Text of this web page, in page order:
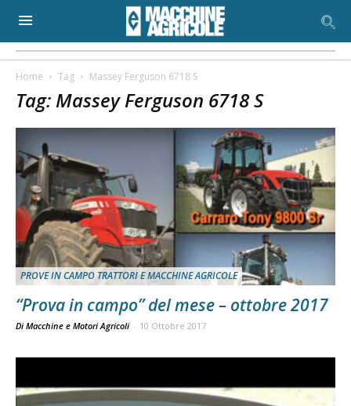
Home Tag Massey Ferguson 6718 S
Tag: Massey Ferguson 6718 S
PROVE IN CAMPO TRATTORI E MACCHINE AGRICOLE
“Prova in campo” del mese – ottobre 2017
Di Macchine e Motori Agricoli - 10 Ottobre 2017